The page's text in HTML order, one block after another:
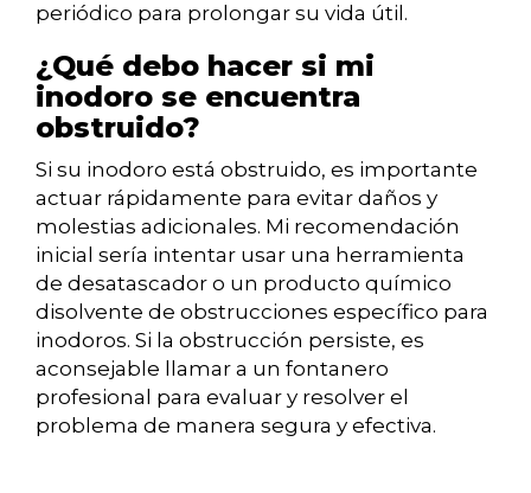
periódico para prolongar su vida útil.
¿Qué debo hacer si mi
inodoro se encuentra
obstruido?
Si su inodoro está obstruido, es importante
actuar rápidamente para evitar daños y
molestias adicionales. Mi recomendación
inicial sería intentar usar una herramienta
de desatascador o un producto químico
disolvente de obstrucciones específico para
inodoros. Si la obstrucción persiste, es
aconsejable llamar a un fontanero
profesional para evaluar y resolver el
problema de manera segura y efectiva.